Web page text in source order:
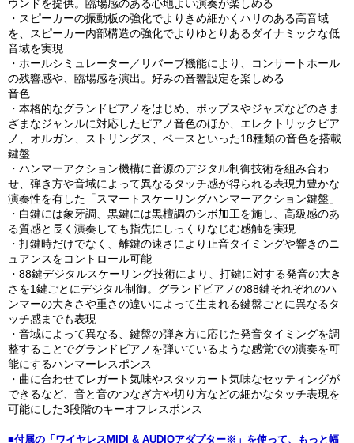
ウンドを提供。臨場感のある心地よい演奏が楽しめる
・スピーカーの振動板の強化でよりきめ細かくハリのある高音域
を、スピーカー内部構造の強化でよりゆとりあるダイナミックな低
音域を実現
・ホールシミュレーター／リバーブ機能により、コンサートホール
の残響感や、臨場感を演出。好みの音響設定を楽しめる
音色
・本格的なグランドピアノをはじめ、ポップスやジャズなどのさま
ざまなジャンルに対応したピアノ音色のほか、エレクトリックピア
ノ、オルガン、ストリングス、ベースといった18種類の音色を搭載
鍵盤
・ハンマーアクション機構に音源のデジタル制御技術を組み合わ
せ、弾き方や音域によって異なるタッチ感が得られる表現力豊かな
演奏性を有した「スマートスケーリングハンマーアクション鍵盤」
・白鍵には象牙調、黒鍵には黒檀調のシボ加工を施し、高級感のあ
る質感と長く演奏しても指先にしっくりなじむ感触を実現
・打鍵時だけでなく、離鍵の速さにより止音タイミングや響きのニ
ュアンスをコントロール可能
・88鍵デジタルスケーリング技術により、打鍵に対する発音の大き
さを1鍵ごとにデジタル制御。グランドピアノの88鍵それぞれのハ
ンマーの大きさや重さの違いによって生まれる鍵盤ごとに異なるタ
ッチ感までも表現
・音域によって異なる、鍵盤の弾き方に応じた発音タイミングを調
整することでグランドピアノを弾いているような感覚での演奏を可
能にするハンマーレスポンス
・曲に合わせてレガート気味やスタッカート気味なセッティングが
できるなど、音と音のつなぎ方や切り方などの細かなタッチ表現を
可能にした3段階のキーオフレスポンス
■付属の「ワイヤレスMIDI & AUDIOアダプター※」を使って、もっと幅